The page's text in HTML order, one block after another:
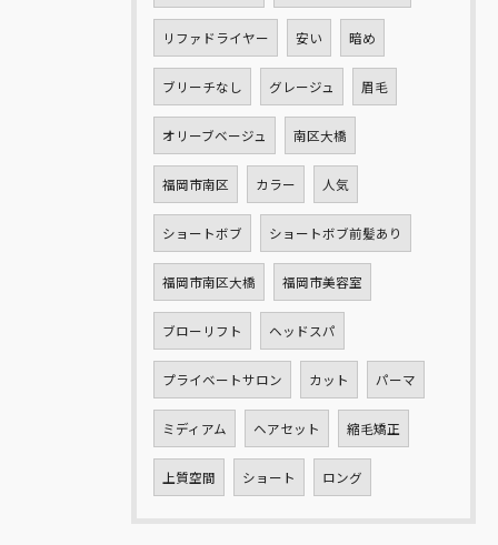
リファドライヤー 安い 暗め
ブリーチなし グレージュ 眉毛
オリーブベージュ 南区大橋
福岡市南区 カラー 人気
ショートボブ ショートボブ前髪あり
福岡市南区大橋 福岡市美容室
ブローリフト ヘッドスパ
プライベートサロン カット パーマ
ミディアム ヘアセット 縮毛矯正
上質空間 ショート ロング